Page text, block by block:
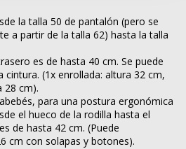
la talla 50 de pantalón (pero se
a partir de la talla 62) hasta la talla
es de hasta 40 cm. Se puede
cintura. (1x enrollada: altura 32 cm,
28 cm).
para una postura ergonómica
el hueco de la rodilla hasta el
de hasta 42 cm. (Puede
cm con solapas y botones).